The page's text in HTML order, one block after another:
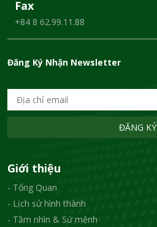
Fax
+84 8 62.99.11.88
Đăng Ký Nhận Newsletter
ĐĂNG KÝ
Giới thiệu
- Tổng Quan
- Lịch sử hình thành
- Tầm nhìn & Sứ mệnh